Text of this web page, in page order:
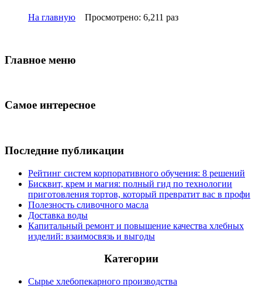
На главную Просмотрено: 6,211 раз
Главное меню
Самое интересное
Последние публикации
Рейтинг систем корпоративного обучения: 8 решений
Бисквит, крем и магия: полный гид по технологии
приготовления тортов, который превратит вас в профи
Полезность сливочного масла
Доставка воды
Капитальный ремонт и повышение качества хлебных
изделий: взаимосвязь и выгоды
Категории
Сырье хлебопекарного производства